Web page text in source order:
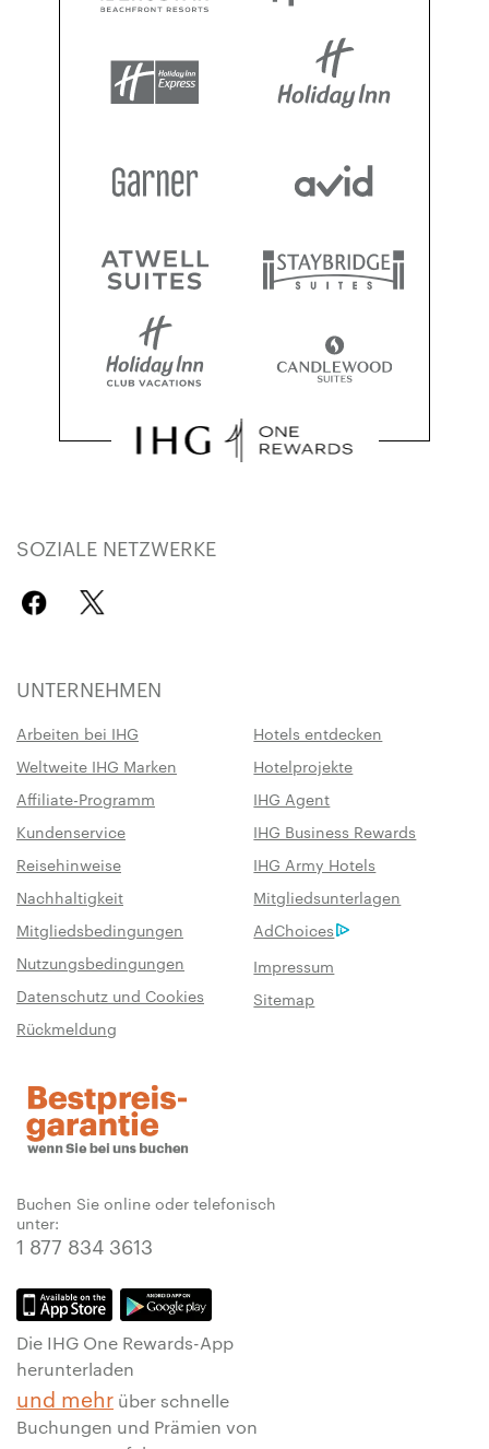
SOZIALE NETZWERKE
UNTERNEHMEN
Arbeiten bei IHG
Hotels entdecken
Weltweite IHG Marken
Hotelprojekte
Affiliate-Programm
IHG Agent
Kundenservice
IHG Business Rewards
Reisehinweise
IHG Army Hotels
Nachhaltigkeit
Mitgliedsunterlagen
Mitgliedsbedingungen
AdChoices
Nutzungsbedingungen
Impressum
Datenschutz und Cookies
Sitemap
Rückmeldung
Buchen Sie online oder telefonisch
unter:
1 877 834 3613
Die IHG One Rewards-App
herunterladen
und mehr über schnelle
Buchungen und Prämien von